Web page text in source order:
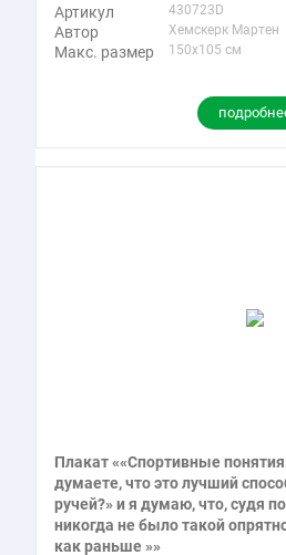
Артикул 430723D
Автор Хемскерк Мартен
Макс. размер 150x105 см
Плакат ««Спортивные
думаете, что это лучший
ручей?» и я думаю, что, судя
никогда не было такой
как раньше »»